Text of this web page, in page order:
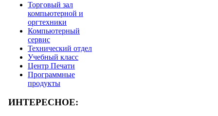
Торговый зал
компьютерной и
оргтехники
Компьютерный
сервис
Технический отдел
Учебный класс
Центр Печати
Программные
продукты
ИНТЕРЕСНОЕ: